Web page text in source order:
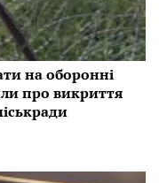
на оборонні
про викриття